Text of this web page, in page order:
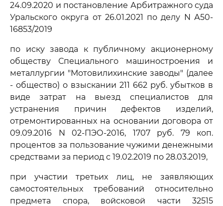
24.09.2020 и постановление Арбитражного суда
Уральского округа от 26.01.2021 по делу N А50-
16853/2019
по иску завода к публичному акционерному
обществу Специального машиностроения и
металлургии "Мотовилихинские заводы" (далее
- общество) о взыскании 211 662 руб. убытков в
виде затрат на выезд специалистов для
устранения причин дефектов изделий,
отремонтированных на основании договора от
09.09.2016 N 02-ПЭО-2016, 1707 руб. 79 коп.
процентов за пользование чужими денежными
средствами за период с 19.02.2019 по 28.03.2019,
при участии третьих лиц, не заявляющих
самостоятельных требований относительно
предмета спора, войсковой части 32515